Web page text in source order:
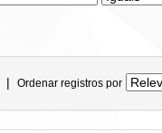
| Ordenar registros por